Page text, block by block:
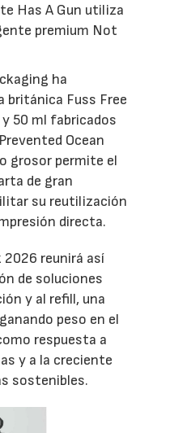
Has A Gun utiliza
premium Not
ha
británica Fuss Free
50 ml fabricados
Ocean
grosor permite el
de gran
su reutilización
directa.
2026 reunirá así
de soluciones
y al refill, una
peso en el
respuesta a
y a la creciente
sostenibles.